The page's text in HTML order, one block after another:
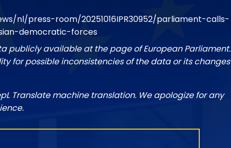
nl/press-room/20251016IPR30952/parliament-calls-
democratic-forces
publicly available at the page of European Parliament.
for possible inconsistencies of the data or its changes
Translate machine translation. We apologize for any